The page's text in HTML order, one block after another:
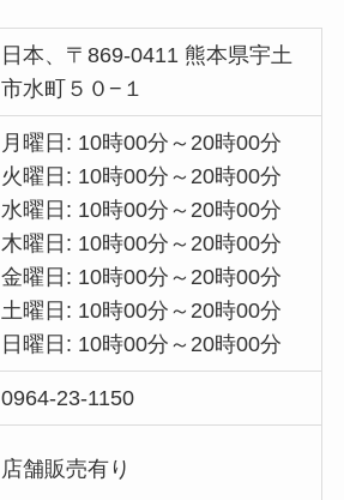
日本、〒869-0411 熊本県宇土
市水町５０−１
月曜日: 10時00分～20時00分
火曜日: 10時00分～20時00分
水曜日: 10時00分～20時00分
木曜日: 10時00分～20時00分
金曜日: 10時00分～20時00分
土曜日: 10時00分～20時00分
日曜日: 10時00分～20時00分
0964-23-1150
店舗販売有り